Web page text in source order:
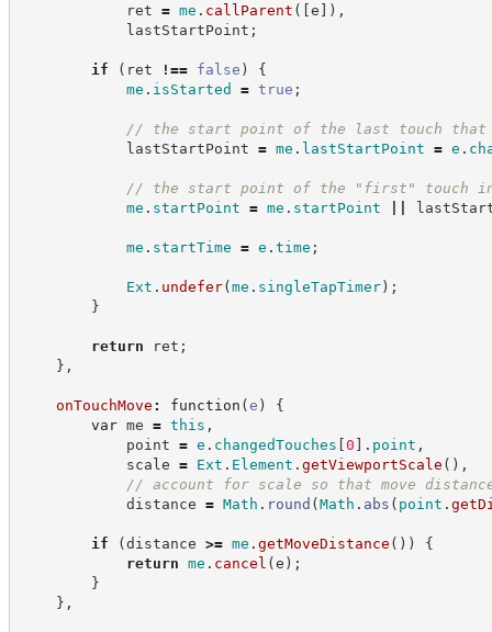
ret = me . callParent ( [e ] ) ,
lastStartPoint ;
if ( ret !== false )
{
me . isStarted = true ;
// the start point of the last touch that
lastStartPoint = me . lastStartPoint = e .
// the start point of the "first" touch
me . startPoint = me . startPoint
me . startTime = e . time ;
Ext . undefer(me . singleTapTimer) ;
}
return ret ;
} ,
onTouchMove : function (e )
{
var me = this ,
point = e . changedTouches [0 ] . point ,
scale = Ext . Element . getViewportScale ( ) ,
// account for scale so that move
distance = Math . round (Math . abs ( point .
if (distance >= me . getMoveDistance ( ) )
{
return me . cancel (e ) ;
}
} ,